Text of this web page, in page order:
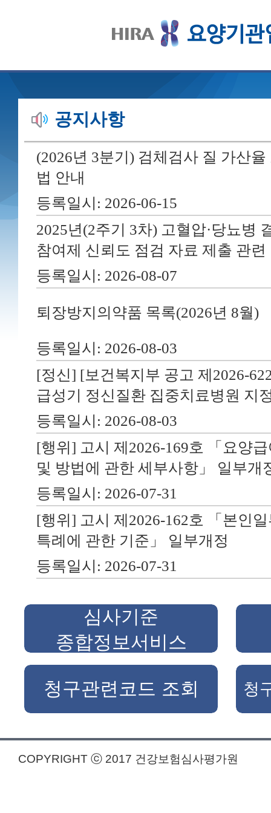
종합서비스
급여기준
통합신고포털
대체조제
정보시스템
청구 프로그램 이의신청 프로그램 뷰
진료의뢰회송
시범사업 자료
제출 시스템
심사평가원
홈페이지
0
0
e-평가시스템
COPYRIGHT © 2017 by HEALTH
※본 사이트는 법인용인증서를 발급받은 기관회
(2026년 3분기) 검체검사 질 가산
법 안내
등록일시: 2026-06-15
2025년(2주기 3차) 고혈압·당뇨병
참여제 신뢰도 점검 자료 제출 관련
등록일시: 2026-08-07
퇴장방지의약품 목록(2026년 8월)
등록일시: 2026-08-03
[정신] [보건복지부 공고 제2026-
급성기 정신질환 집중치료병원 지
등록일시: 2026-08-03
[행위] 고시 제2026-169호 「요양
및 방법에 관한 세부사항」 일부개
등록일시: 2026-07-31
[행위] 고시 제2026-162호 「본인
특례에 관한 기준」 일부개정
등록일시: 2026-07-31
공지사항
COPYRIGHT ⓒ 2017 건강보험심사평가원
청구관련코드 조회 청
심사기준
종합정보서비스